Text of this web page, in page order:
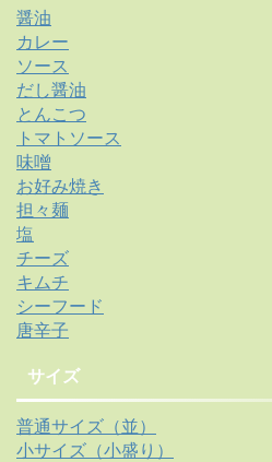
醤油
カレー
ソース
だし醤油
とんこつ
トマトソース
味噌
お好み焼き
担々麺
塩
チーズ
キムチ
シーフード
唐辛子
サイズ
普通サイズ（並）
小サイズ（小盛り）